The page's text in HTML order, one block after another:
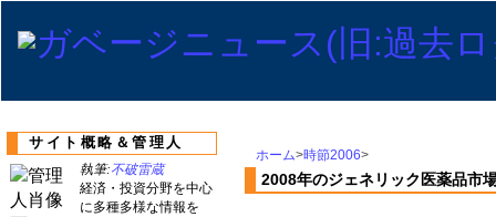
ホーム>時節2006>
2008年のジェネリック医薬品市
サイト概略＆管理人
執筆:不破雷蔵
経済・投資分野を中心
に多種多様な情報を